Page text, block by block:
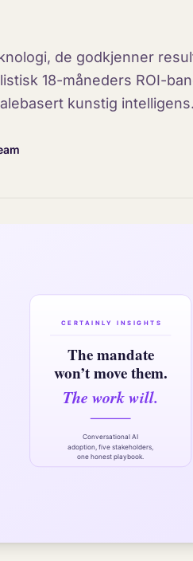
de godkjenner
18-måneders ROI-
kunstig intelligens.